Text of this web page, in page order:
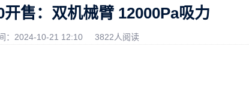
售：双机械臂 12000Pa吸力
：2024-10-21 12:10 3822人阅读